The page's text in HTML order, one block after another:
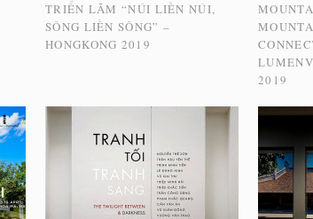
TRIỂN LÃM “NÚI LIỀN NÚI,
SÔNG LIỀN SÔNG” –
HONGKONG 2019
2019